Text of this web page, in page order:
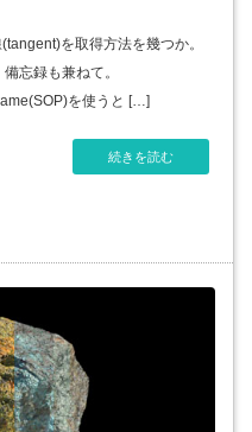
を取得方法を幾つか。
備忘録も兼ねて。
を使うと […]
続きを読む